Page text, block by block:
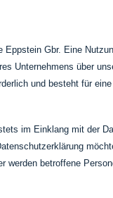
Gbr. Eine
Unternehmens über
und besteht für
im Einklang mit der
werden betroffene